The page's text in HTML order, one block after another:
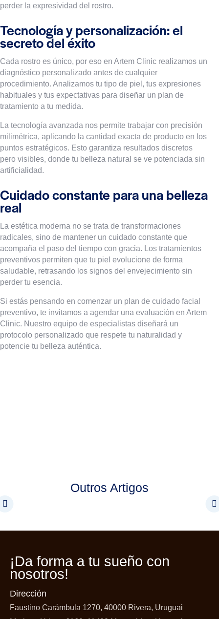
perder la expresividad del rostro.
Tecnología y personalización: el
secreto del éxito
Cada rostro es único, por eso en Artem Clinic realizamos un
diagnóstico personalizado antes de cualquier
procedimiento. Analizamos tu tipo de piel, tus expresiones
habituales y tus expectativas para diseñar un plan de
tratamiento a tu medida.
La tecnología avanzada nos permite trabajar con precisión
milimétrica, aplicando la cantidad exacta de producto en los
puntos estratégicos. Esto garantiza resultados discretos
pero visibles, donde tu belleza natural se ve potenciada sin
artificialidad.
Cuidado constante para una belleza
real
La estética moderna no se trata de transformaciones
radicales, sino de mantener un cuidado constante que
acompaña el paso del tiempo con gracia. Los tratamientos
preventivos permiten que tu piel evolucione de forma
saludable, retrasando los signos del envejecimiento sin
perder tu esencia.
Si estás pensando en comenzar un plan de cuidado facial
preventivo, te invitamos a agendar una evaluación en Artem
Clinic. Nuestro equipo de especialistas diseñará un
protocolo personalizado que respete tu naturalidad y
potencie tu belleza auténtica.
Outros Artigos
¡Da forma a tu sueño con
nosotros!
Dirección
Faustino Carámbula 1270, 40000 Rivera, Uruguai